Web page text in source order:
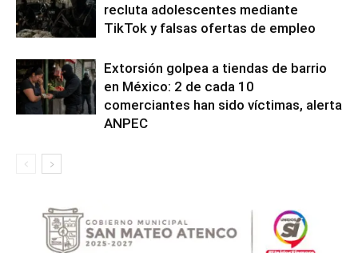
recluta adolescentes mediante
TikTok y falsas ofertas de empleo
Extorsión golpea a tiendas de barrio
en México: 2 de cada 10
comerciantes han sido víctimas, alerta
ANPEC